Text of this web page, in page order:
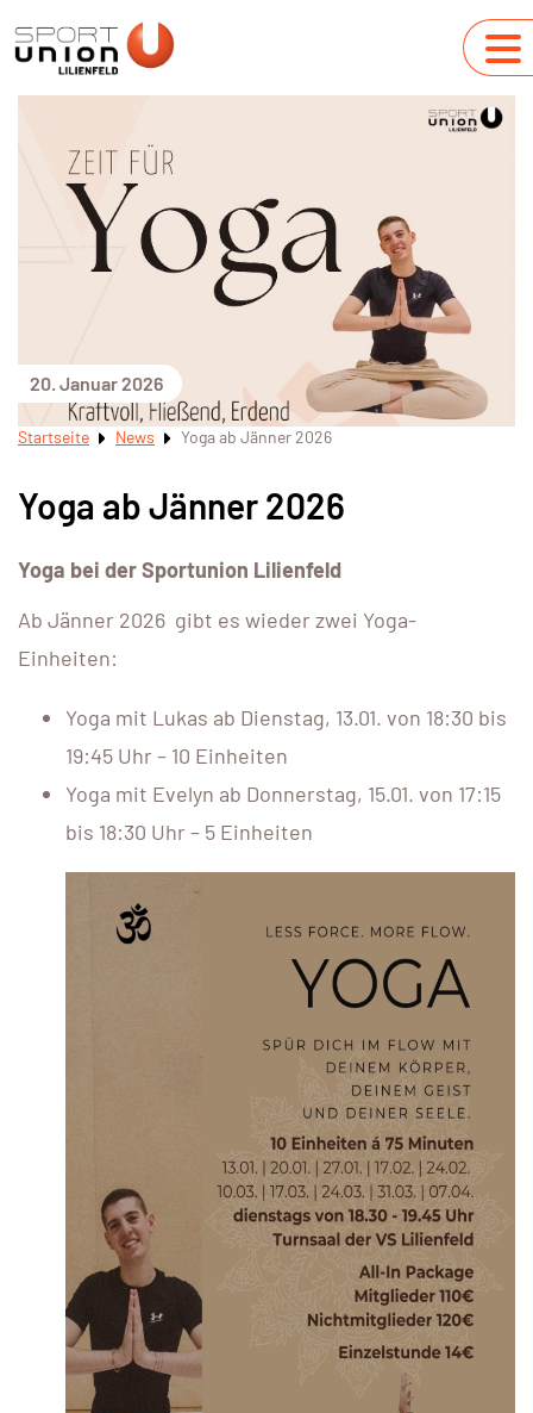
20. Januar 2026
Startseite News Yoga ab Jänner 2026
Yoga ab Jänner 2026
Yoga bei der Sportunion Lilienfeld
Ab Jänner 2026 gibt es wieder zwei Yoga-
Einheiten:
Yoga mit Lukas ab Dienstag, 13.01. von 18:30 bis
19:45 Uhr – 10 Einheiten
Yoga mit Evelyn ab Donnerstag, 15.01. von 17:15
bis 18:30 Uhr – 5 Einheiten